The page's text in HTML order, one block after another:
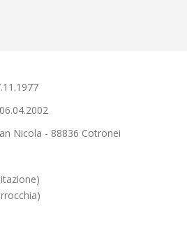
Nicola - 88836 Cotronei